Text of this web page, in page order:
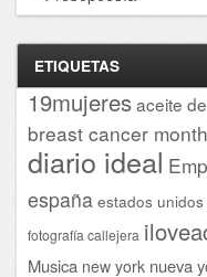
ETIQUETAS
19mujeresaceite
breast cancer month
diario ideal
españa estados unidos
fotografía callejera
Musica new york nueva